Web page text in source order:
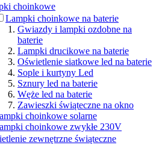
choinkowe
Lampki choinkowe na baterie
Gwiazdy i lampki ozdobne na
baterie
Lampki drucikowe na baterie
Oświetlenie siatkowe led na baterie
Sople i kurtyny Led
Sznury led na baterie
Węże led na baterie
Zawieszki świąteczne na okno
choinkowe solarne
choinkowe zwykłe 230V
zewnętrzne świąteczne